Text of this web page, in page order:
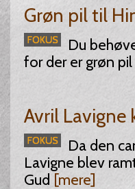
Grøn pil til
Du
for der er grøn
Avril
Da den
Lavigne blev
Gud [mere]